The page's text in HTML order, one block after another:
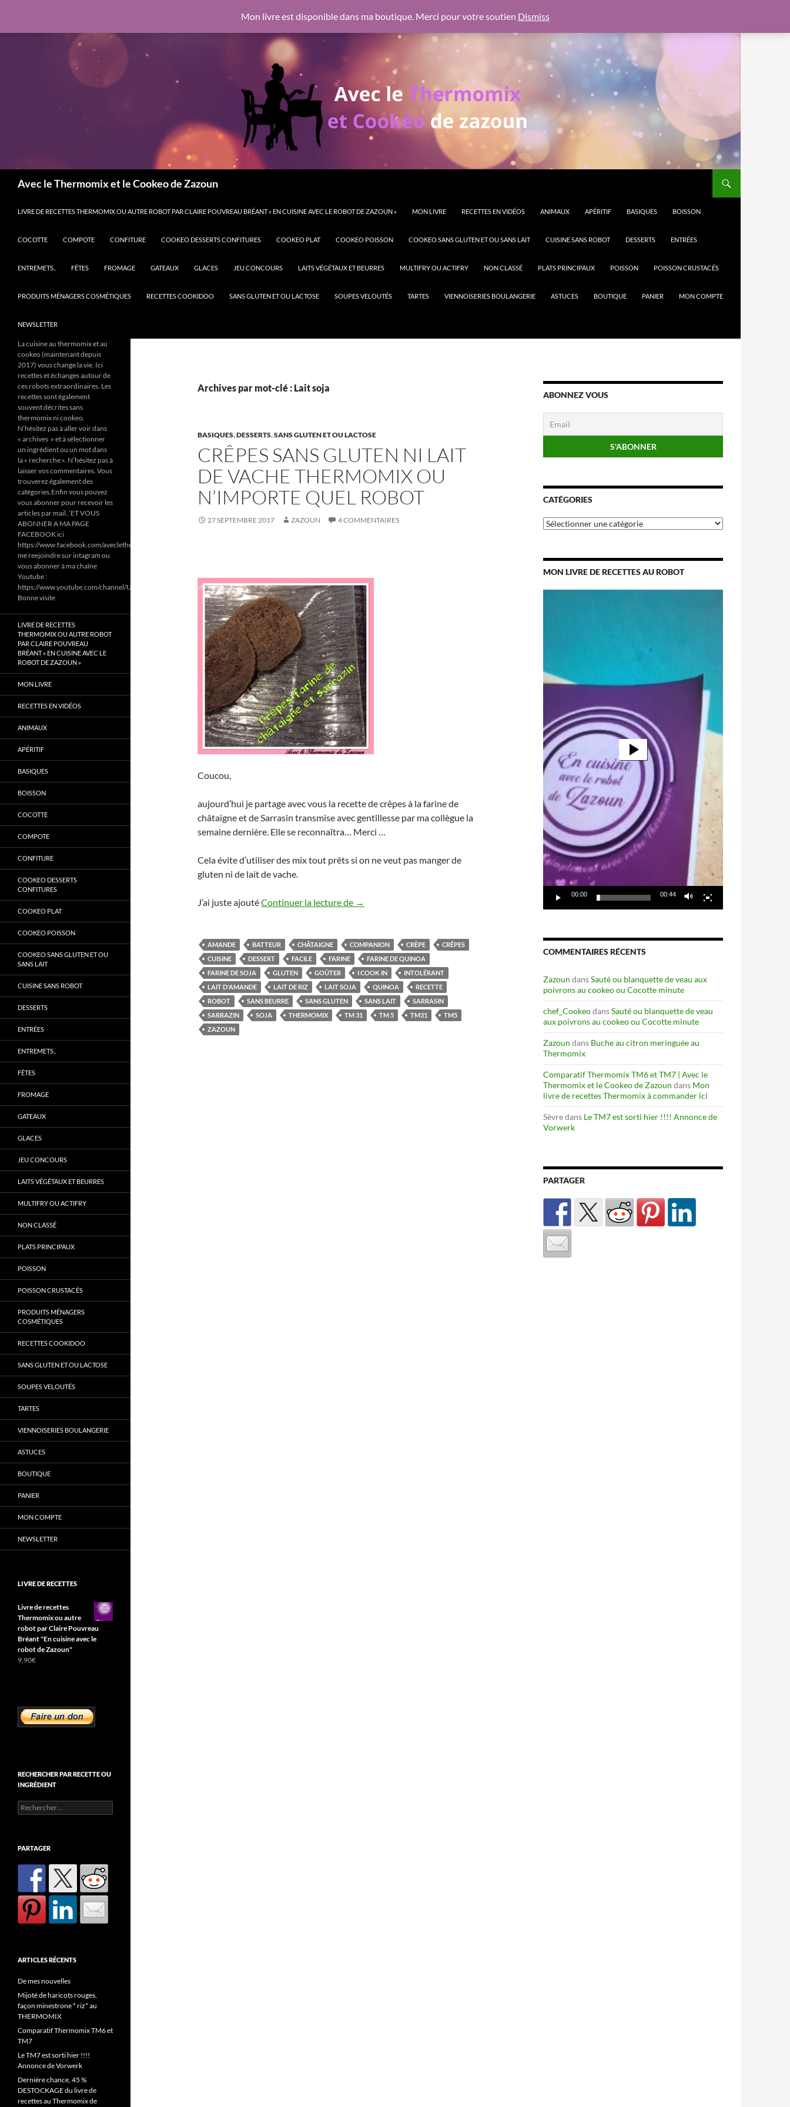
au
Avec le Thermomix et le Cookeo de Zazoun
LIVRE DE RECETTES THERMOMIX OU AUTRE ROBOT PAR CLAIRE POUVREAU BRÉANT « EN CUISINE AVEC LE ROBOT DE ZAZOUN » MON LIVRE RECETTES EN VIDÉOS ANIMAUX APÉRITIF BASIQUES BOISSON
COCOTTE COMPOTE CONFITURE COOKEO DESSERTS CONFITURES COOKEO PLAT COOKEO POISSON COOKEO SANS GLUTEN ET OU SANS LAIT CUISINE SANS ROBOT DESSERTS ENTRÉES
ENTREMETS.. FÊTES FROMAGE GATEAUX GLACES JEU CONCOURS LAITS VÉGÉTAUX ET BEURRES MULTIFRY OU ACTIFRY NON CLASSÉ PLATS PRINCIPAUX POISSON POISSON CRUSTACÉS
PRODUITS MÉNAGERS COSMÉTIQUES RECETTES COOKIDOO SANS GLUTEN ET OU LACTOSE SOUPES VELOUTÉS TARTES VIENNOISERIES BOULANGERIE ASTUCES BOUTIQUE PANIER MON COMPTE
NEWSLETTER
Archives par mot-clé : Lait soja
BASIQUES,DESSERTS,SANS GLUTEN ET OU LACTOSE
CRÊPES SANS GLUTEN NI LAIT
DE VACHE THERMOMIX OU
N’IMPORTE QUEL ROBOT
27 SEPTEMBRE 2017 ZAZOUN 4 COMMENTAIRES
Coucou,
aujourd’hui je partage avec vous la recette de crêpes à la farine de
châtaigne et de Sarrasin transmise avec gentillesse par ma collègue la
semaine dernière. Elle se reconnaîtra… Merci …
Cela évite d’utiliser des mix tout prêts si on ne veut pas manger de
gluten ni de lait de vache.
J’ai juste ajoutéContinuer la lecture de Crêpes sans gluten ni lait de vache thermomix ou n’importe quel robot
→
AMANDE BATTEUR CHÂTAIGNE COMPANION CRÈPE
CRÊPES
CUISINE
DESSERT FACILE FARINE
FARINE DE QUINOA
FARINE DE SOJA
GLUTEN GOÛTER I COOK IN
INTOLÉRANT
LAIT D'AMANDE
LAIT DE RIZ LAIT SOJA QUINOA
RECETTE
ROBOT
SANS BEURRE SANS GLUTEN SANS LAIT
SARRASIN
SARRAZIN
SOJA THERMOMIX TM 31 TM 5 TM31
TM5
ZAZOUN
ABONNEZ VOUS
CATÉGORIES
Catégories
MON LIVRE DE RECETTES AU ROBOT
00:00 00:44
COMMENTAIRES RÉCENTS
Zazoun dansSauté ou blanquette de veau aux
poivrons au cookeo ou Cocotte minute
chef_CookeodansSauté ou blanquette de veau
aux poivrons au cookeo ou Cocotte minute
Zazoun dans Buche au citron meringuée au
Thermomix
Comparatif Thermomix TM6 et TM7 | Avec le
Thermomix et le Cookeo de Zazoun dans Mon
livre de recettes Thermomix à commander ici
Sèvredans Le TM7 est sorti hier !!!! Annonce de
Vorwerk
PARTAGER
La cuisine au thermomix et au
cookeo (maintenant depuis
2017) vous change la vie. Ici
recettes et échanges autour de
ces robots extraordinaires. Les
recettes sont également
souvent décrites sans
thermomix ni cookeo.
N’hésitez pas à aller voir dans
« archives » et à sélectionner
un ingrédient ou un mot dans
la « recherche ». N’hésitez pas à
laisser vos commentaires. Vous
trouverez également des
catégories.Enfin vous pouvez
vous abonner pour recevoir les
articles par mail..’ET VOUS
ABONNER A MA PAGE
FACEBOOK ici
https://www.facebook.com/aveclethermomixetcookeodezazoun/
me reejoindre sur intagram ou
vous abonner à ma chaîne
Youtube :
https://www.youtube.com/channel/UC6Pa6dF808fmGjZ5MMlrtaA
Bonne visite
LIVRE DE RECETTES
THERMOMIX OU AUTRE ROBOT
PAR CLAIRE POUVREAU
BRÉANT « EN CUISINE AVEC LE
ROBOT DE ZAZOUN »
MON LIVRE
RECETTES EN VIDÉOS
ANIMAUX
APÉRITIF
BASIQUES
BOISSON
COCOTTE
COMPOTE
CONFITURE
COOKEO DESSERTS
CONFITURES
COOKEO PLAT
COOKEO POISSON
COOKEO SANS GLUTEN ET OU
SANS LAIT
CUISINE SANS ROBOT
DESSERTS
ENTRÉES
ENTREMETS..
FÊTES
FROMAGE
GATEAUX
GLACES
JEU CONCOURS
LAITS VÉGÉTAUX ET BEURRES
MULTIFRY OU ACTIFRY
NON CLASSÉ
PLATS PRINCIPAUX
POISSON
POISSON CRUSTACÉS
PRODUITS MÉNAGERS
COSMÉTIQUES
RECETTES COOKIDOO
SANS GLUTEN ET OU LACTOSE
SOUPES VELOUTÉS
TARTES
VIENNOISERIES BOULANGERIE
ASTUCES
BOUTIQUE
PANIER
MON COMPTE
NEWSLETTER
LIVRE DE RECETTES
Livre de recettes
Thermomix ou autre
robot par Claire Pouvreau
Bréant "En cuisine avec le
robot de Zazoun"
9,90€
RECHERCHER PAR RECETTE OU
INGRÉDIENT
Rechercher :
PARTAGER
ARTICLES RÉCENTS
De mes nouvelles
Mijoté de haricots rouges,
façon minestrone * riz* au
THERMOMIX
Comparatif Thermomix TM6 et
TM7
Le TM7 est sorti hier !!!!
Annonce de Vorwerk
Dernière chance, 45 %
DESTOCKAGE du livre de
recettes au Thermomix de
Mon livre est disponible dans ma boutique. Merci pour votre soutien Dismiss